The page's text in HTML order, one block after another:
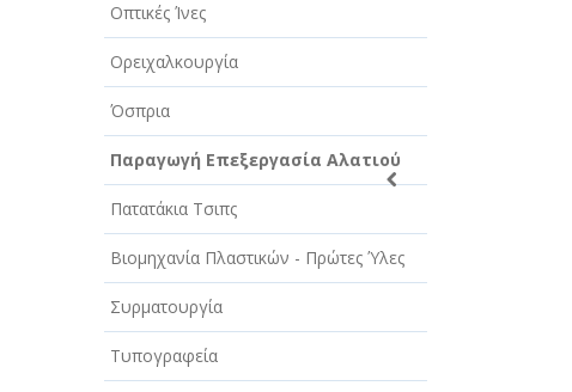
Οπτικές Ίνες
Ορειχαλκουργία
Όσπρια
Παραγωγή Επεξεργασία Αλατιού
Πατατάκια Τσιπς
Βιομηχανία Πλαστικών - Πρώτες Ύλες
Συρματουργία
Τυπογραφεία